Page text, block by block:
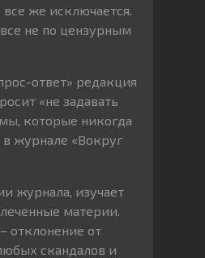
же исключается.
не по цензурным
ответ» редакция
«не задавать
которые никогда
журнале «Вокруг
журнала, изучает
материи.
отклонение от
скандалов и